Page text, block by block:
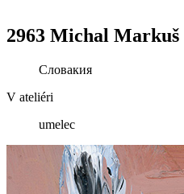
2963 Michal Markuš
Словакия
V ateliéri
umelec